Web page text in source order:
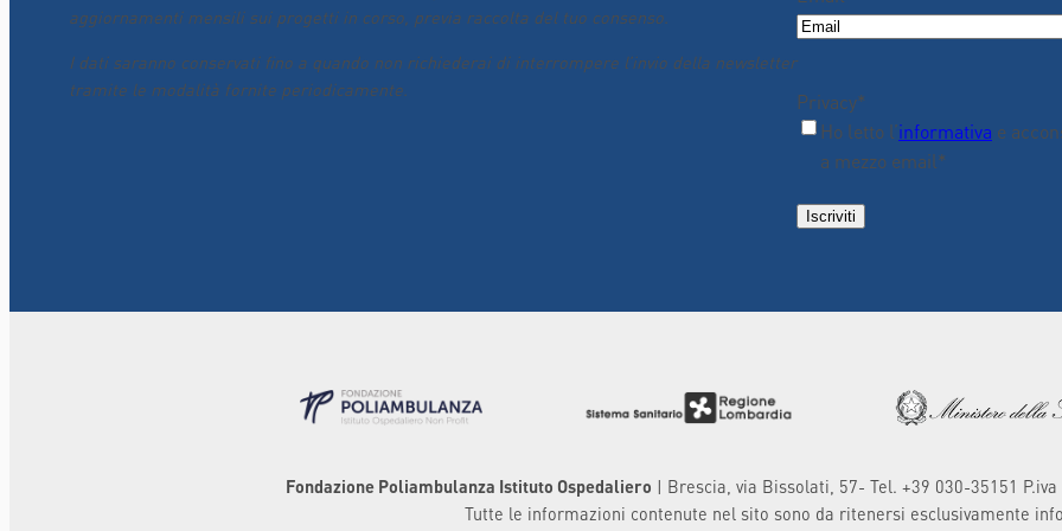
aggiornamenti mensili sui progetti in corso, previa raccolta del tuo consenso.
I dati saranno conservati fino a quando non richiederai di interrompere l’invio della newsletter
tramite le modalità fornite periodicamente.
e
Privacy*
Ho letto l’informativa e
a mezzo email*
Fondazione Poliambulanza Istituto Ospedaliero | Brescia, via Bissolati, 57- Tel. +39 030-35151
Tutte le informazioni contenute nel sito sono da ritenersi esclusivamente